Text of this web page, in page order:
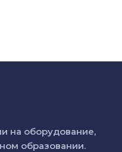
на оборудование,
образовании.